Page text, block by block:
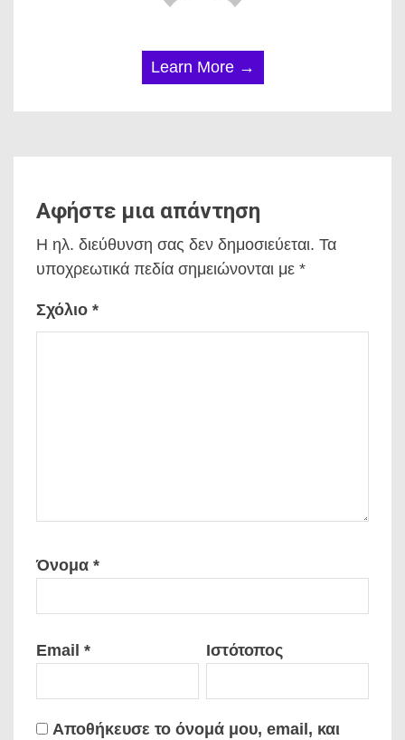
Learn More →
Αφήστε μια απάντηση
Η ηλ. διεύθυνση σας δεν δημοσιεύεται. Τα
υποχρεωτικά πεδία σημειώνονται με *
Σχόλιο *
Όνομα *
Email * Ιστότοπος
Αποθήκευσε το όνομά μου, email, και